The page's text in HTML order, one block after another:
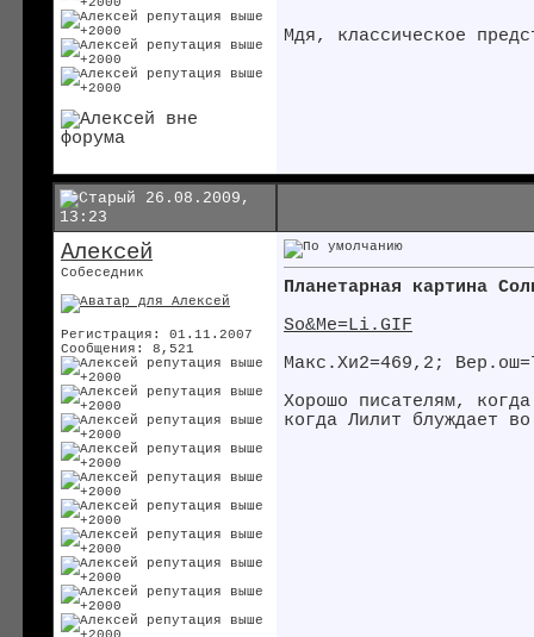
Мдя, классическое
26.08.2009,
13:23
Алексей
Собеседник
Регистрация: 01.11.2007
Сообщения: 8,521
Планетарная картина
So&Me=Li.GIF
Макс.Хи2=469,2;
Хорошо писателям,
когда Лилит блуждает